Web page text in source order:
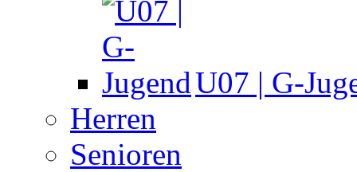
U07 | G-
Herren
Senioren